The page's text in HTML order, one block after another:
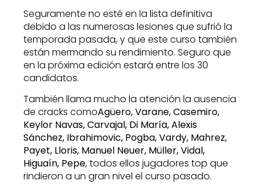
Seguramente no esté en la lista definitiva
debido a las numerosas lesiones que sufrió la
temporada pasada, y que este curso también
están mermando su rendimiento. Seguro que
en la próxima edición estará entre los 30
candidatos.
También llama mucho la atención la ausencia
de cracks comoAgüero, Varane, Casemiro,
Keylor Navas, Carvajal, Di María, Alexis
Sánchez, Ibrahimovic, Pogba, Vardy, Mahrez,
Payet, Lloris, Manuel Neuer, Müller, Vidal,
Higuaín, Pepe, todos ellos jugadores top que
rindieron a un gran nivel el curso pasado.